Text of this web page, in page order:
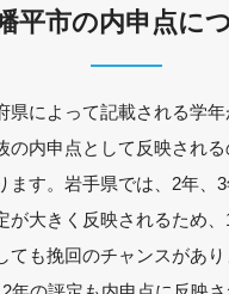
平市の内申点に
県によって記載される学
の内申点として反映され
ます。岩手県では、2年、
が大きく反映されるため
ても挽回のチャンスがあ